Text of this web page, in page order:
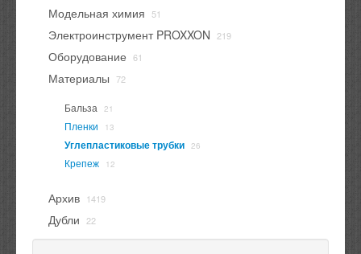
Модельная химия 51
Электроинструмент PROXXON 219
Оборудование 61
Материалы 72
Бальза 21
Пленки 13
Углепластиковые трубки 26
Крепеж 12
Архив 1419
Дубли 22